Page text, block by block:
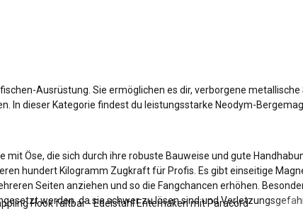
Ausrüstung. Sie ermöglichen es dir, verborgene
In dieser Kategorie findest du leistungsstarke Neodym-
Öse, die sich durch ihre robuste Bauweise und gute
hundert Kilogramm Zugkraft für Profis. Es gibt einseitige
Seiten anziehen und so die Fangchancen erhöhen.
werden, da sie schwer zu lösen sind und
Hook faltbar - Edelstahl Enterhaken mit Paracord